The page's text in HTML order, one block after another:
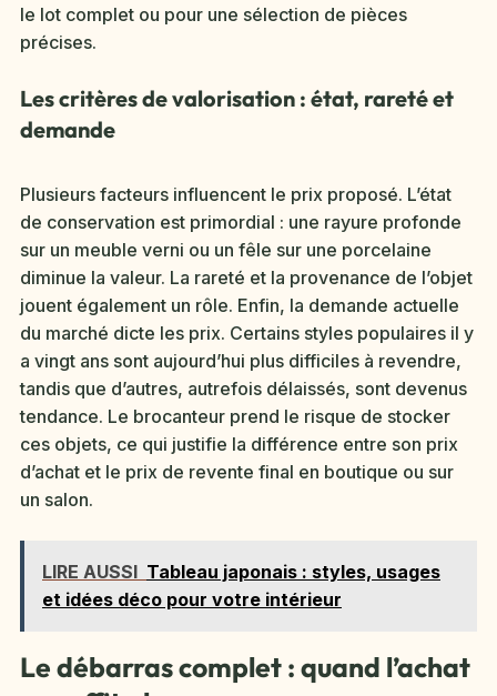
le lot complet ou pour une sélection de pièces
précises.
Les critères de valorisation : état, rareté et
demande
Plusieurs facteurs influencent le prix proposé. L’état
de conservation est primordial : une rayure profonde
sur un meuble verni ou un fêle sur une porcelaine
diminue la valeur. La rareté et la provenance de l’objet
jouent également un rôle. Enfin, la demande actuelle
du marché dicte les prix. Certains styles populaires il y
a vingt ans sont aujourd’hui plus difficiles à revendre,
tandis que d’autres, autrefois délaissés, sont devenus
tendance. Le brocanteur prend le risque de stocker
ces objets, ce qui justifie la différence entre son prix
d’achat et le prix de revente final en boutique ou sur
un salon.
LIRE AUSSI Tableau japonais : styles, usages
et idées déco pour votre intérieur
Le débarras complet : quand l’achat